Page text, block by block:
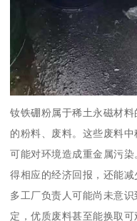
钕铁硼粉属于稀土永磁材
的粉料、废料。这些废料
可能对环境造成重金属污
得相应的经济回报，还能
多工厂负责人可能尚未意
定，优质废料甚至能换取